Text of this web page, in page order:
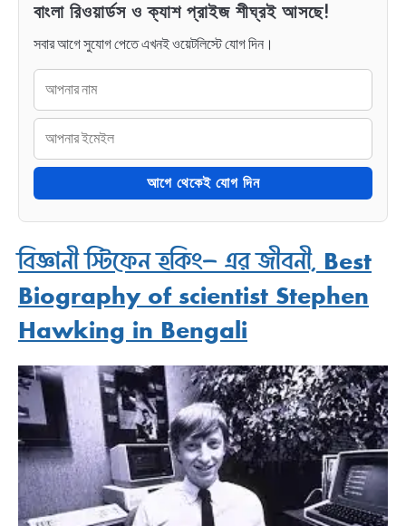
বাংলা রিওয়ার্ডস ও ক্যাশ প্রাইজ শীঘ্রই আসছে!
সবার আগে সুযোগ পেতে এখনই ওয়েটলিস্টে যোগ দিন।
আগে থেকেই যোগ দিন
বিজ্ঞানী স্টিফেন হকিং- এর জীবনী, Best
Biography of scientist Stephen
Hawking in Bengali